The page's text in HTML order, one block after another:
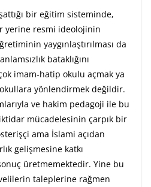
bir eğitim sisteminde,
yerine resmi ideolojinin
yaygınlaştırılması da
bataklığını
imam-hatip okulu açmak ya
yönlendirmek değildir.
ve hakim pedagoji ile bu
mücadelesinin çarpık bir
ama İslami açıdan
gelişmesine katkı
üretmemektedir. Yine bu
taleplerine rağmen